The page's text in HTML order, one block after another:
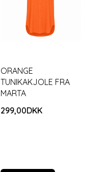
ORANGE
TUNIKAKJOLE FRA
MARTA
299,00DKK